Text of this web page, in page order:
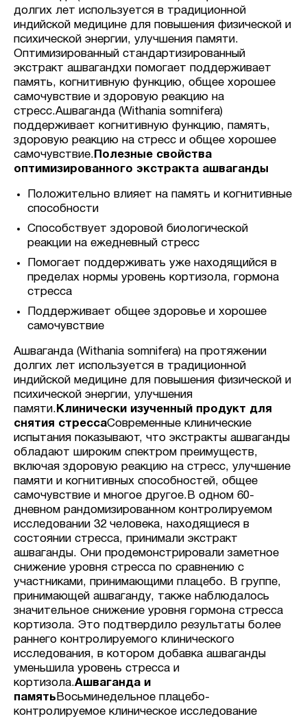
долгих лет используется в традиционной
индийской медицине для повышения физической и
психической энергии, улучшения памяти.
Оптимизированный стандартизированный
экстракт ашвагандхи помогает поддерживает
память, когнитивную функцию, общее хорошее
самочувствие и здоровую реакцию на
стресс.Ашваганда (Withania somnifera)
поддерживает когнитивную функцию, память,
здоровую реакцию на стресс и общее хорошее
самочувствие. Полезные свойства
оптимизированного экстракта ашваганды
Положительно влияет на память и когнитивные
способности
Способствует здоровой биологической
реакции на ежедневный стресс
Помогает поддерживать уже находящийся в
пределах нормы уровень кортизола, гормона
стресса
Поддерживает общее здоровье и хорошее
самочувствие
Ашваганда (Withania somnifera) на протяжении
долгих лет используется в традиционной
индийской медицине для повышения физической и
психической энергии, улучшения
памяти. Клинически изученный продукт для
снятия стрессаСовременные клинические
испытания показывают, что экстракты ашваганды
обладают широким спектром преимуществ,
включая здоровую реакцию на стресс, улучшение
памяти и когнитивных способностей, общее
самочувствие и многое другое.В одном 60-
дневном рандомизированном контролируемом
исследовании 32 человека, находящиеся в
состоянии стресса, принимали экстракт
ашваганды. Они продемонстрировали заметное
снижение уровня стресса по сравнению с
участниками, принимающими плацебо. В группе,
принимающей ашваганду, также наблюдалось
значительное снижение уровня гормона стресса
кортизола. Это подтвердило результаты более
раннего контролируемого клинического
исследования, в котором добавка ашваганды
уменьшила уровень стресса и
кортизола.Ашваганда и
память Восьминедельное плацебо-
контролируемое клиническое исследование